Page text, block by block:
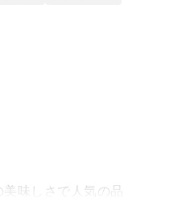
味しさで人気の品